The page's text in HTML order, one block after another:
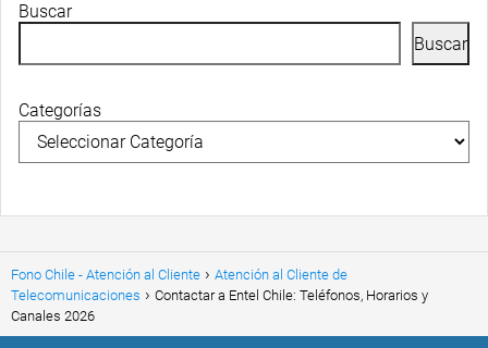
Buscar
Buscar
Categorías
Fono Chile - Atención al Cliente
Atención al Cliente de
Telecomunicaciones
Contactar a Entel Chile: Teléfonos, Horarios y
Canales 2026